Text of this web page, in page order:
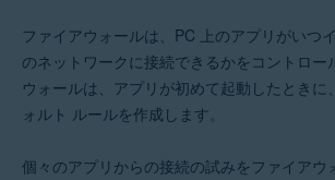
ファイアウォールは、PC 上のアプリがいつ
のネットワークに接続できるかをコントロー
ウォールは、アプリが初めて起動したときに
ォルト ルールを作成します。
個々のアプリからの接続の試みをファイアウ